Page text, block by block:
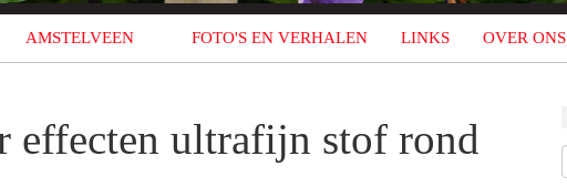
AMSTELVEEN FOTO'S EN VERHALEN LINKS OVER ONS
effecten ultrafijn stof rond